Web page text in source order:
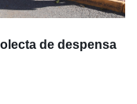
de despensa